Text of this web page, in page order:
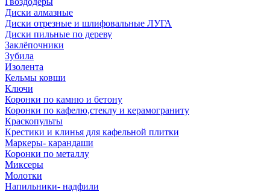
Диски алмазные
Диски отрезные и шлифовальные ЛУГА
Диски пильные по дереву
Заклёпочники
Зубила
Изолента
Кельмы ковши
Ключи
Коронки по камню и бетону
Коронки по кафелю,стеклу и керамограниту
Краскопульты
Крестики и клинья для кафельной плитки
Маркеры- карандаши
Коронки по металлу
Миксеры
Молотки
Напильники- надфили